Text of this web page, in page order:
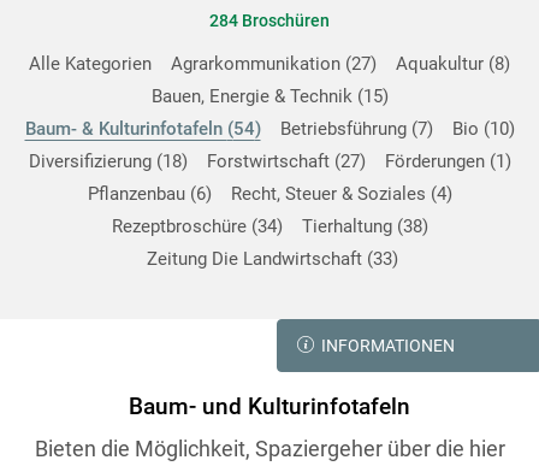
284 Broschüren
Alle Kategorien Agrarkommunikation 27 Aquakultur 8
Bauen, Energie & Technik 15
Baum- & Kulturinfotafeln 54 Betriebsführung 7 Bio 10
Diversifizierung 18 Forstwirtschaft 27 Förderungen 1
Pflanzenbau 6 Recht, Steuer & Soziales 4
Rezeptbroschüre 34 Tierhaltung 38
Zeitung Die Landwirtschaft 33
INFORMATIONEN
Baum- und Kulturinfotafeln
Bieten die Möglichkeit, Spaziergeher über die hier